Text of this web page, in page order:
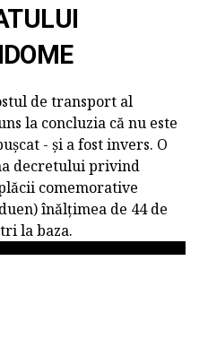
de transport al
la concluzia că nu este
- și a fost invers. O
decretului privind
comemorative
înălțimea de 44 de
la baza.